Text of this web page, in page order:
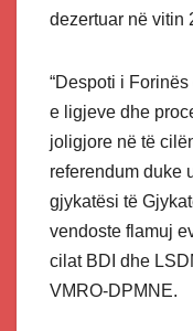
dezertuar në vitin
“Despoti i
e ligjeve dhe
joligjore në të
referendum duke
gjykatësi të
vendoste flamuj
cilat BDI dhe
VMRO-DPMNE.